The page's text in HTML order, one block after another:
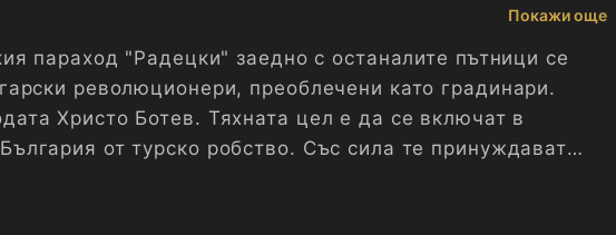
Покажи още
параход "Радецки" заедно с останалите пътници се
революционери, преоблечени като градинари.
Христо Ботев. Тяхната цел е да се включат в
от турско робство. Със сила те принуждават